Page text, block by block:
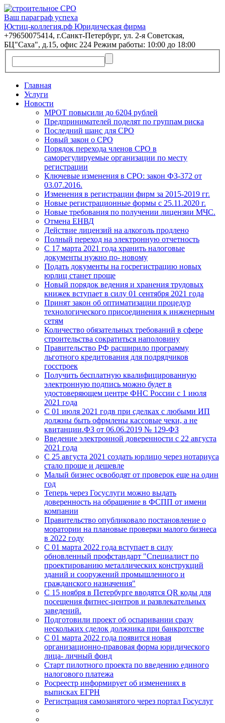
Ваш параграф успеха
Юстиц-коллегия.рф Юридическая фирма
+79650075414, г.Санкт-Петербург, ул. 2-я Советская,
БЦ"Саха", д.15, офис 224 Режим работы: 10:00 до 18:00
Главная
Услуги
Новости
МРОТ повысили до 6204 рублей
Предпринимателей поделят по группам риска
Последний шанс для СРО
Новый закон о СРО
Порядок перехода членов СРО в
саморегулируемые организации по месту
регистрации
Ключевые изменения в СРО: закон ФЗ-372 от
03.07.2016.
Изменения в регистрации фирм за 2015-2019 гг.
Новые регистрационные формы с 25.11.2020 г.
Новые требования по получении лицензии МЧС.
Отмена ЕНВД
Действие лицензий на алкоголь продлено
Полный переход на электронную отчетность
С 17 марта 2021 года хранить налоговые
документы нужно по- новому
Подать документы на госрегистрацию новых
юрлиц станет проще
Новый порядок ведения и хранения трудовых
книжек вступает в силу 01 сентября 2021 года
Принят закон об оптиматизации процедур
технологического присоединения к инженерным
сетям
Количество обязательных требований в сфере
строительства сократиться наполовину
Правительство РФ расширило программу
льготного кредитования для подрядчиков
госстроек
Получить бесплатную квалифицированную
электронную подпись можно будет в
удостоверяющем центре ФНС России с 1 июля
2021 года
С 01 июля 2021 годв при сделках с любыми ИП
должны быть офрмлены кассовые чеки, а не
квитанции.ФЗ от 06.06.2019 № 129-ФЗ
Введение электронной доверенности с 22 августа
2021 года
C 25 августа 2021 создать юрлицо через нотариуса
стало проще и дешевле
Малый бизнес освободят от проверок еще на один
год
Теперь через Госуслуги можно выдать
доверенность на обращение в ФСПП от имени
компании
Правительство опубликовало постановление о
моратории на плановые проверки малого бизнеса
в 2022 году
С 01 марта 2022 года вступает в силу
обновленный профстандарт "Специалист по
проектированию металлических конструкций
зданий и сооружений промышленного и
гражданского назначения"
С 15 ноября в Петербурге вводятся QR коды для
посещения фитнес-центров и развлекательных
заведений.
Подготовили проект об оспаривании сразу
нескольких сделок должника при банкротстве
С 01 марта 2022 года появится новая
организационно-правовая форма юридического
лица- личный фонд
Старт пилотного проекта по введению единого
налогового платежа
Росреестр информирует об изменениях в
выписках ЕГРН
Регистрация самозанятого через портал Госуслуг